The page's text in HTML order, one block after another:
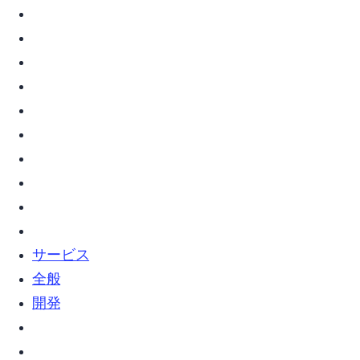
webサービス (2)
web全般 (5)
Web開発 (2)